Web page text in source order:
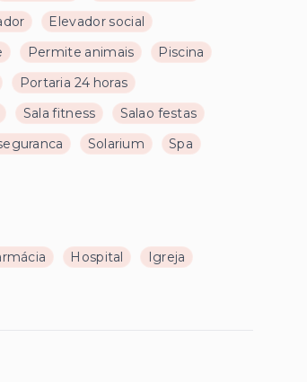
Elevador social
Permite animais
Piscina
Portaria 24 horas
Sala fitness
Salao festas
Solarium
Spa
Hospital
Igreja